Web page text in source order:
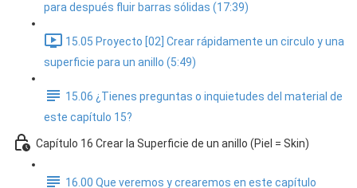
para después fluir barras sólidas (17:39)
15.05 Proyecto [02] Crear rápidamente un circulo y una
superficie para un anillo (5:49)
15.06 ¿Tienes preguntas o inquietudes del material de
este capítulo 15?
Capítulo 16 Crear la Superficie de un anillo (Piel = Skin)
16.00 Que veremos y crearemos en este capítulo